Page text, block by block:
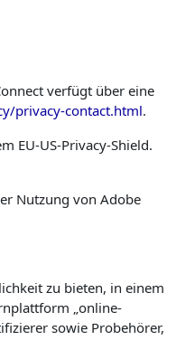
verfügt über eine
privacy-contact.html.
EU-US-Privacy-Shield.
Nutzung von Adobe
zu bieten, in einem
„online-
sowie Probehörer,